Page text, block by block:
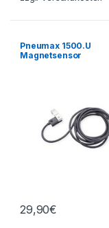
Pneumax 1500.U
Magnetsensor
29,90€